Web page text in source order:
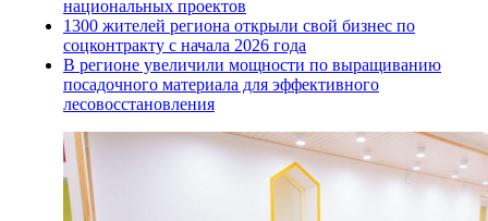
национальных проектов
1300 жителей региона открыли свой бизнес по
соцконтракту с начала 2026 года
В регионе увеличили мощности по выращиванию
посадочного материала для эффективного
лесовосстановления